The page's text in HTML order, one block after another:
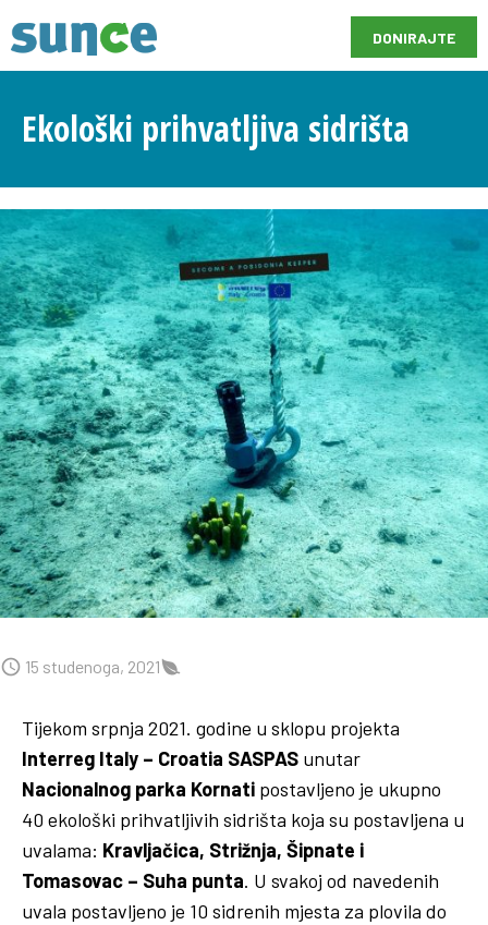
DONIRAJTE
Ekološki prihvatljiva sidrišta
15 studenoga, 2021
Tijekom srpnja 2021. godine u sklopu projekta
Interreg Italy – Croatia SASPAS unutar
Nacionalnog parka Kornati postavljeno je ukupno
40 ekološki prihvatljivih sidrišta koja su postavljena u
uvalama: Kravljačica, Strižnja, Šipnate i
Tomasovac – Suha punta. U svakoj od navedenih
uvala postavljeno je 10 sidrenih mjesta za plovila do